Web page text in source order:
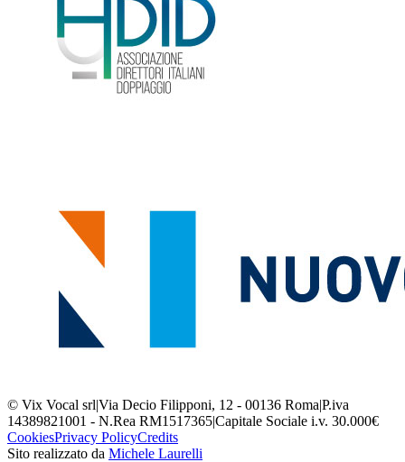
© Vix Vocal srl|Via Decio Filipponi, 12 - 00136 Roma|P.iva
14389821001 - N.Rea RM1517365|Capitale Sociale i.v. 30.000€
CookiesPrivacy PolicyCredits
Sito realizzato da Michele Laurelli